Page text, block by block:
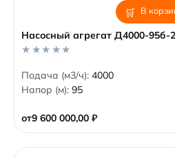
В
Насосный агрегат Д4000-
от9 600 000,00 ₽
0
o
u
f
5
Подача (м3/ч): 4000
Напор (м): 95